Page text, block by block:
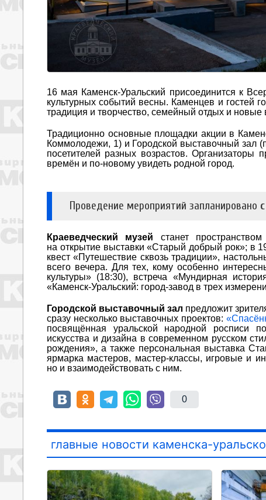
16 мая Каменск-Уральский присоединится к
культурных событий весны. Каменцев и гостей
традиция и творчество, семейный отдых и новые
Традиционно основные площадки акции в
Коммолодежи, 1) и Городской выставочный зал
посетителей разных возрастов. Организаторы
времён и по-новому увидеть родной город.
Проведение мероприятий запланировано
Краеведческий музей станет
на открытие выставки «Старый добрый рок»; в
квест «Путешествие сквозь традиции»,
всего вечера. Для тех, кому особенно
культуры» (18:30), встреча «Мундирная
«Каменск-Уральский: город-завод в трех
Городской выставочный зал предложит
сразу несколько выставочных проектов:
посвящённая уральской народной росписи
искусства и дизайна в современном русском
рождения», а также персональная выставка
ярмарка мастеров, мастер-классы, игровые и
но и взаимодействовать с ним.
0
главные новости каменска-